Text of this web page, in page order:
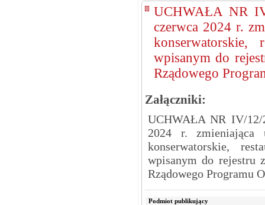
UCHWAŁA NR
czerwca 2024 r.
wpisanym do
Rządowego
Załączniki:
UCHWAŁA NR IV/
2024 r. zmieniająca
konserwatorskie,
wpisanym do rejestru
Rządowego Programu
Podmiot publikujący